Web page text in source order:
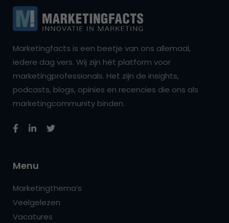
Marketingfacts is een beetje van ons allemaal,
iedere dag vers. Wij zijn hét platform voor
marketingprofessionals. Het zijn de insights,
podcasts, blogs, opinies en recencies die ons als
marketingcommunity binden.
Menu
Marketingthema’s
Veelgelezen
Vacatures